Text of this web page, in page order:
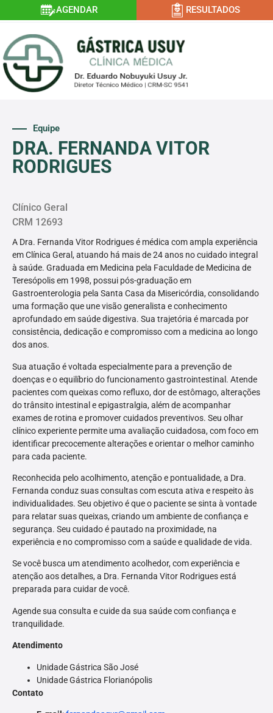
AGENDAR RESULTADOS
Equipe
DRA. FERNANDA VITOR
RODRIGUES
Clínico Geral
CRM 12693
A Dra. Fernanda Vitor Rodrigues é médica com ampla experiência
em Clínica Geral, atuando há mais de 24 anos no cuidado integral
à saúde. Graduada em Medicina pela Faculdade de Medicina de
Teresópolis em 1998, possui pós-graduação em
Gastroenterologia pela Santa Casa da Misericórdia, consolidando
uma formação que une visão generalista e conhecimento
aprofundado em saúde digestiva. Sua trajetória é marcada por
consistência, dedicação e compromisso com a medicina ao longo
dos anos.
Sua atuação é voltada especialmente para a prevenção de
doenças e o equilíbrio do funcionamento gastrointestinal. Atende
pacientes com queixas como refluxo, dor de estômago, alterações
do trânsito intestinal e epigastralgia, além de acompanhar
exames de rotina e promover cuidados preventivos. Seu olhar
clínico experiente permite uma avaliação cuidadosa, com foco em
identificar precocemente alterações e orientar o melhor caminho
para cada paciente.
Reconhecida pelo acolhimento, atenção e pontualidade, a Dra.
Fernanda conduz suas consultas com escuta ativa e respeito às
individualidades. Seu objetivo é que o paciente se sinta à vontade
para relatar suas queixas, criando um ambiente de confiança e
segurança. Seu cuidado é pautado na proximidade, na
experiência e no compromisso com a saúde e qualidade de vida.
Se você busca um atendimento acolhedor, com experiência e
atenção aos detalhes, a Dra. Fernanda Vitor Rodrigues está
preparada para cuidar de você.
Agende sua consulta e cuide da sua saúde com confiança e
tranquilidade.
Atendimento
Unidade Gástrica São José
Unidade Gástrica Florianópolis
Contato